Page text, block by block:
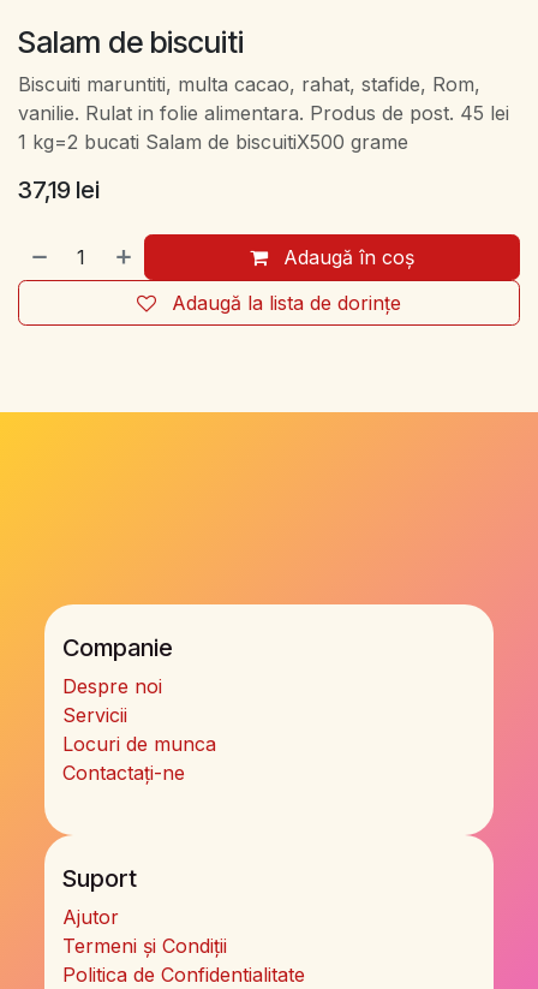
Salam de biscuiti
Biscuiti maruntiti, multa cacao, rahat, stafide, Rom,
vanilie. Rulat in folie alimentara. Produs de post. 45 lei
1 kg=2 bucati Salam de biscuitiX500 grame
37,19 lei
Adaugă în coș
Adaugă la lista de dorințe
Companie
Despre noi
Servicii
Locuri de munca
Contactați-ne
Suport
Ajutor
Termeni și Condiții
Politica de Confidentialitate